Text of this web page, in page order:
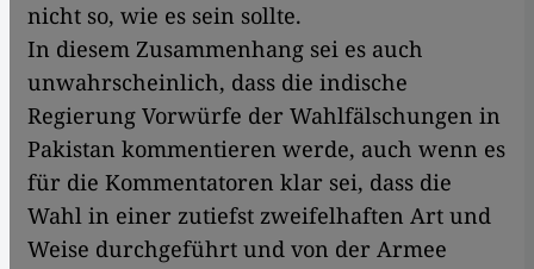
nicht so, wie es sein sollte.
In diesem Zusammenhang sei es auch
unwahrscheinlich, dass die indische
Regierung Vorwürfe der Wahlfälschungen in
Pakistan kommentieren werde, auch wenn es
für die Kommentatoren klar sei, dass die
Wahl in einer zutiefst zweifelhaften Art und
Weise durchgeführt und von der Armee